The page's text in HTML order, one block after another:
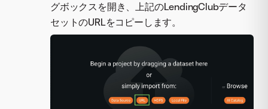
グボックスを開き、上記のLendingClubデータ
セットのURLをコピーします。